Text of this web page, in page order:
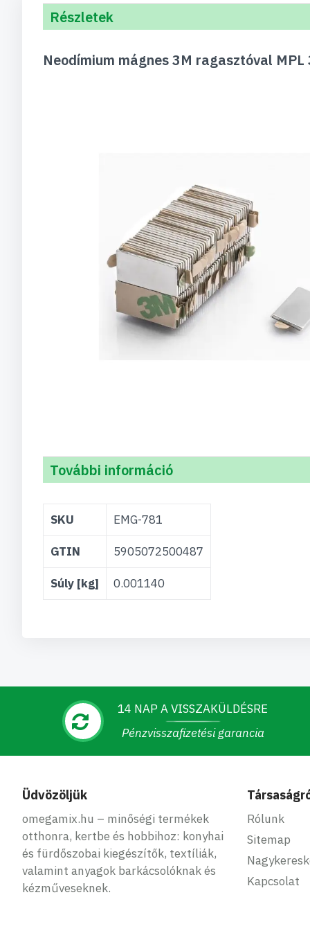
Részletek
Neodímium mágnes 3M ragasztóval
További információ
További
információ
SKU EMG-781
GTIN 5905072500487
Súly [kg] 0.001140
14 NAP A VISSZAKÜLDÉSRE
Pénzvisszafizetési garancia
Üdvözöljük
omegamix.hu – minőségi termékek
otthonra, kertbe és hobbihoz: konyhai
és fürdőszobai kiegészítők, textíliák,
valamint anyagok barkácsolóknak és
kézműveseknek.
Rólunk
Sitemap
Kapcsolat